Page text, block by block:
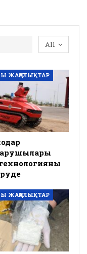
All
ЖАҢАЛЫҚТАР
ЖАҢАЛЫҚТАР